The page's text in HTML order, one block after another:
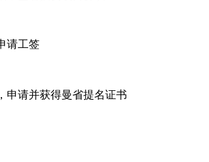
请工签
申请并获得曼省提名证书